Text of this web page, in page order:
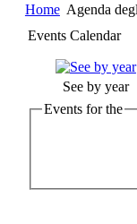
Home Agenda
Events Calendar
See by year
Events for the